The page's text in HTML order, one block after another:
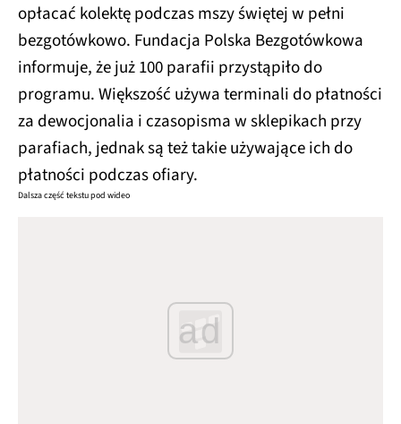
opłacać kolektę podczas mszy świętej w pełni
bezgotówkowo. Fundacja Polska Bezgotówkowa
informuje, że już 100 parafii przystąpiło do
programu. Większość używa terminali do płatności
za dewocjonalia i czasopisma w sklepikach przy
parafiach, jednak są też takie używające ich do
płatności podczas ofiary.
Dalsza część tekstu pod wideo
ad